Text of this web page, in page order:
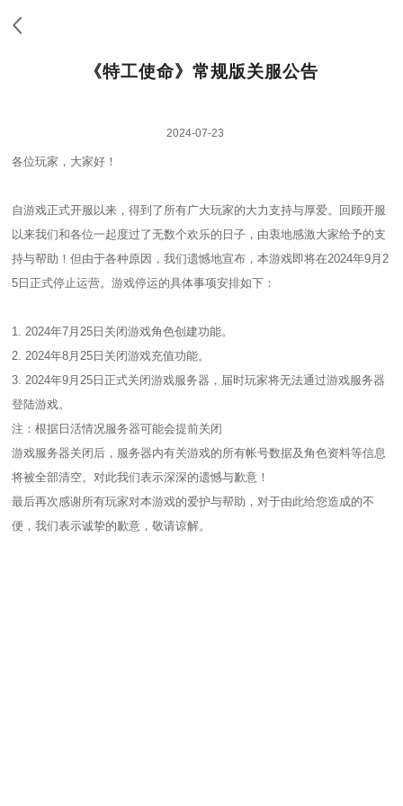
《特工使命》常规版关服公告
2024-07-23
各位玩家，大家好！
自游戏正式开服以来，得到了所有广大玩家的大力支持与厚爱。回顾开服
以来我们和各位一起度过了无数个欢乐的日子，由衷地感激大家给予的支
持与帮助！但由于各种原因，我们遗憾地宣布，本游戏即将在2024年9月2
5日正式停止运营。游戏停运的具体事项安排如下：
1. 2024年7月25日关闭游戏角色创建功能。
2. 2024年8月25日关闭游戏充值功能。
3. 2024年9月25日正式关闭游戏服务器，届时玩家将无法通过游戏服务器
登陆游戏。
注：根据日活情况服务器可能会提前关闭
游戏服务器关闭后，服务器内有关游戏的所有帐号数据及角色资料等信息
将被全部清空。对此我们表示深深的遗憾与歉意！
最后再次感谢所有玩家对本游戏的爱护与帮助，对于由此给您造成的不
便，我们表示诚挚的歉意，敬请谅解。